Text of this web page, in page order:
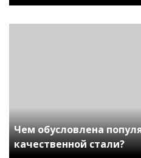
Чем обусловлена
качественной стали?